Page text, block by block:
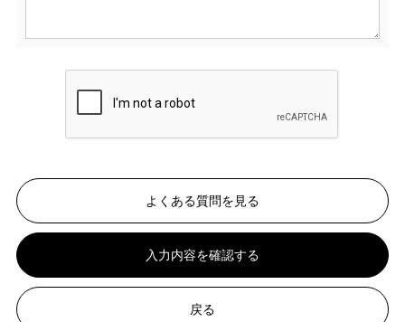
よくある質問を見る
入力内容を確認する
戻る